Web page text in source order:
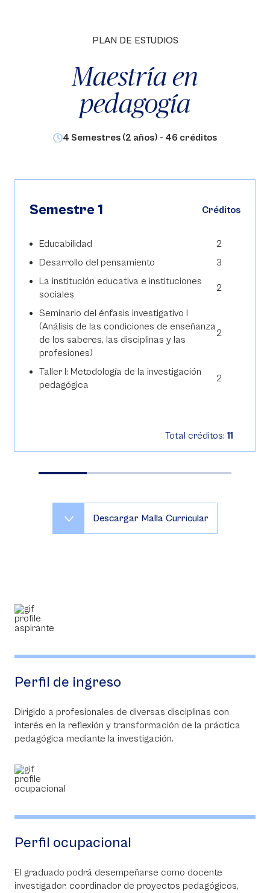
PLAN DE ESTUDIOS
Maestría en
pedagogía
4 Semestres (2 años) - 46 créditos
Semestre 1 Créditos
Educabilidad
2
Desarrollo del pensamiento
3
La institución educativa e instituciones
sociales
2
Seminario del énfasis investigativo I
(Análisis de las condiciones de enseñanza
de los saberes, las disciplinas y las
profesiones)
2
Taller I: Metodología de la investigación
pedagógica
2
Total créditos: 11
Descargar Malla Curricular
Perfil de ingreso
Dirigido a profesionales de diversas disciplinas con
interés en la reflexión y transformación de la práctica
pedagógica mediante la investigación.
Perfil ocupacional
El graduado podrá desempeñarse como docente
investigador, coordinador de proyectos pedagógicos,